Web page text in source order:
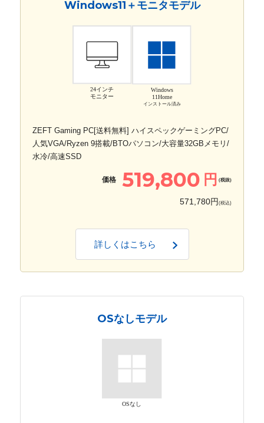
Windows11＋モニタモデル
24インチ
モニター
Windows
11Home
インストール済み
ZEFT Gaming PC[送料無料] ハイスペックゲーミングPC/
人気VGA/Ryzen 9搭載/BTOパソコン/大容量32GBメモリ/
水冷/高速SSD
価格 519,800 円 (税抜)
571,780円 (税込)
詳しくはこちら
OSなしモデル
OSなし